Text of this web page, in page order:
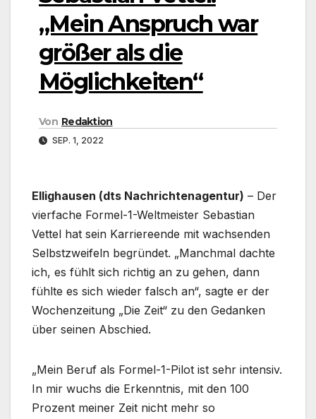
„Mein Anspruch war
größer als die
Möglichkeiten“
Von Redaktion
SEP. 1, 2022
Ellighausen (dts Nachrichtenagentur) – Der
vierfache Formel-1-Weltmeister Sebastian
Vettel hat sein Karriereende mit wachsenden
Selbstzweifeln begründet. „Manchmal dachte
ich, es fühlt sich richtig an zu gehen, dann
fühlte es sich wieder falsch an“, sagte er der
Wochenzeitung „Die Zeit“ zu den Gedanken
über seinen Abschied.
„Mein Beruf als Formel-1-Pilot ist sehr intensiv.
In mir wuchs die Erkenntnis, mit den 100
Prozent meiner Zeit nicht mehr so